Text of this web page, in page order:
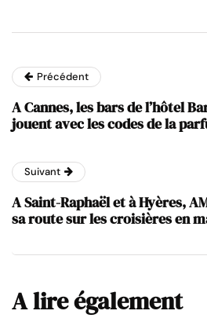
Précédent
A Cannes, les bars de l’hôtel
jouent avec les codes de la
Suivant
A Saint-Raphaël et à Hyères,
sa route sur les croisières en
A lire également